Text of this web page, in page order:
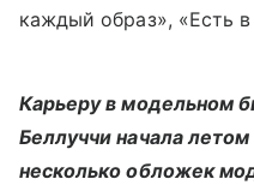
каждый образ», «Есть
Карьеру в модельном
Беллуччи начала
несколько обложек